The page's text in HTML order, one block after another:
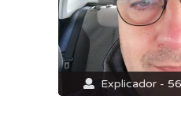
Explicador -